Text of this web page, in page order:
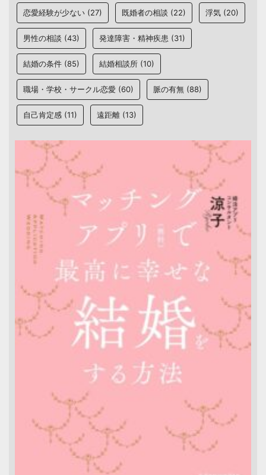
恋愛経験が少ない (27) 既婚者の相談 (22) 浮気 (20)
男性の相談 (43) 発達障害・精神疾患 (31)
結婚の条件 (85) 結婚相談所 (10)
職場・学校・サークル恋愛 (60) 脈の有無 (88)
自己肯定感 (11) 遠距離 (13)